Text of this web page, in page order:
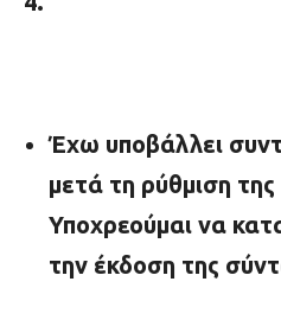
Έχω υποβάλλει
μετά τη ρύθμιση
Υποχρεούμαι να
την έκδοση της